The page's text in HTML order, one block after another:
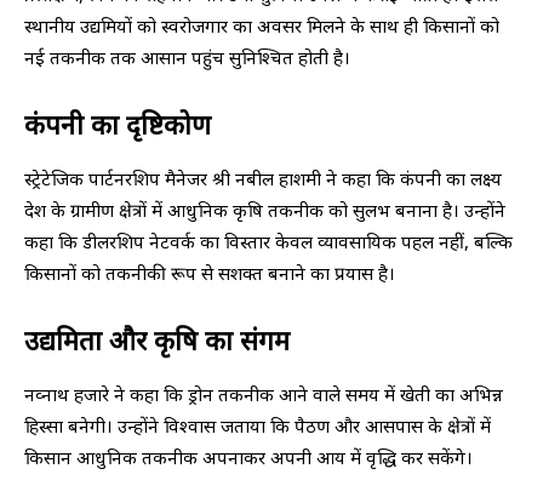
स्थानीय उद्यमियों को स्वरोजगार का अवसर मिलने के साथ ही किसानों को
नई तकनीक तक आसान पहुंच सुनिश्चित होती है।
कंपनी का दृष्टिकोण
स्ट्रेटेजिक पार्टनरशिप मैनेजर श्री नबील हाशमी ने कहा कि कंपनी का लक्ष्य
देश के ग्रामीण क्षेत्रों में आधुनिक कृषि तकनीक को सुलभ बनाना है। उन्होंने
कहा कि डीलरशिप नेटवर्क का विस्तार केवल व्यावसायिक पहल नहीं, बल्कि
किसानों को तकनीकी रूप से सशक्त बनाने का प्रयास है।
उद्यमिता और कृषि का संगम
नव्नाथ हजारे ने कहा कि ड्रोन तकनीक आने वाले समय में खेती का अभिन्न
हिस्सा बनेगी। उन्होंने विश्वास जताया कि पैठण और आसपास के क्षेत्रों में
किसान आधुनिक तकनीक अपनाकर अपनी आय में वृद्धि कर सकेंगे।